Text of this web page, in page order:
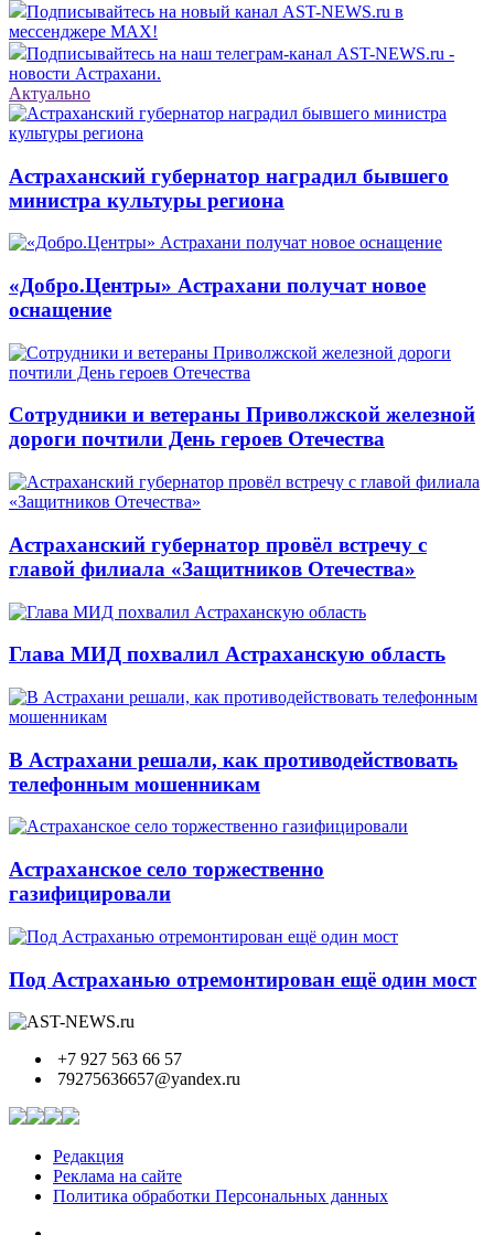
Подписывайтесь на новый канал AST-NEWS.ru в
мессенджере MAX!
Подписывайтесь на наш телеграм-канал AST-NEWS.ru -
новости Астрахани.
Актуально
Астраханский губернатор наградил бывшего
министра культуры региона
«Добро.Центры» Астрахани получат новое
оснащение
Сотрудники и ветераны Приволжской железной
дороги почтили День героев Отечества
Астраханский губернатор провёл встречу с
главой филиала «Защитников Отечества»
Глава МИД похвалил Астраханскую область
В Астрахани решали, как противодействовать
телефонным мошенникам
Астраханское село торжественно
газифицировали
Под Астраханью отремонтирован ещё один мост
+7 927 563 66 57
79275636657@yandex.ru
Редакция
Реклама на сайте
Политика обработки Персональных данных